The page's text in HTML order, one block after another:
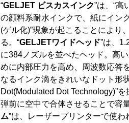
“GELJET ビスカスインク”は、“高
の顔料系耐水インクで、紙にイン
(ゲル化)”現象が起こることにより
る。“GELJETワイドヘッド”は、
に384ノズルを並べたヘッド。高
めに内部圧力を高め、周波数応答
なるインク滴をきれいなドット形
Dot(Modulated Dot Technology)”
弾前に空中で合体させることで容
ム”は、レーザープリンターで使